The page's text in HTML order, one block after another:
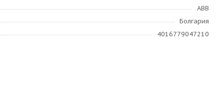
ABB
Болгария
4016779047210